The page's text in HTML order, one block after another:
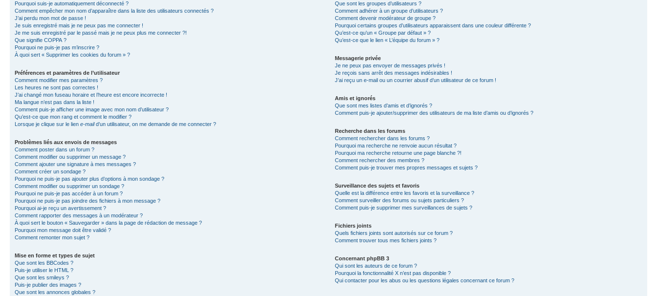
Pourquoi suis-je automatiquement déconnecté ?
Comment empêcher mon nom d’apparaître dans la liste des utilisateurs connectés ?
J’ai perdu mon mot de passe !
Je suis enregistré mais je ne peux pas me connecter !
Je me suis enregistré par le passé mais je ne peux plus me connecter ?!
Que signifie COPPA ?
Pourquoi ne puis-je pas m’inscrire ?
À quoi sert « Supprimer les cookies du forum » ?
Préférences et paramètres de l’utilisateur
Comment modifier mes paramètres ?
Les heures ne sont pas correctes !
J’ai changé mon fuseau horaire et l’heure est encore incorrecte !
Ma langue n’est pas dans la liste !
Comment puis-je afficher une image avec mon nom d’utilisateur ?
Qu’est-ce que mon rang et comment le modifier ?
Lorsque je clique sur le lien e-maild’un utilisateur, on me demande de me connecter ?
Problèmes liés aux envois de messages
Comment poster dans un forum ?
Comment modifier ou supprimer un message ?
Comment ajouter une signature à mes messages ?
Comment créer un sondage ?
Pourquoi ne puis-je pas ajouter plus d’options à mon sondage ?
Comment modifier ou supprimer un sondage ?
Pourquoi ne puis-je pas accéder à un forum ?
Pourquoi ne puis-je pas joindre des fichiers à mon message ?
Pourquoi ai-je reçu un avertissement ?
Comment rapporter des messages à un modérateur ?
À quoi sert le bouton « Sauvegarder » dans la page de rédaction de message ?
Pourquoi mon message doit être validé ?
Comment remonter mon sujet ?
Mise en forme et types de sujet
Que sont les BBCodes ?
Puis-je utiliser le HTML ?
Que sont les smileys ?
Puis-je publier des images ?
Que sont les annonces globales ?
Que sont les groupes d’utilisateurs ?
Comment adhérer à un groupe d’utilisateurs ?
Comment devenir modérateur de groupe ?
Pourquoi certains groupes d’utilisateurs apparaissent dans une couleur différente ?
Qu’est-ce qu’un « Groupe par défaut » ?
Qu’est-ce que le lien « L’équipe du forum » ?
Messagerie privée
Je ne peux pas envoyer de messages privés !
Je reçois sans arrêt des messages indésirables !
J’ai reçu un e-mail ou un courrier abusif d’un utilisateur de ce forum !
Amis et ignorés
Que sont mes listes d’amis et d’ignorés ?
Comment puis-je ajouter/supprimer des utilisateurs de ma liste d’amis ou d’ignorés ?
Recherche dans les forums
Comment rechercher dans les forums ?
Pourquoi ma recherche ne renvoie aucun résultat ?
Pourquoi ma recherche retourne une page blanche ?!
Comment rechercher des membres ?
Comment puis-je trouver mes propres messages et sujets ?
Surveillance des sujets et favoris
Quelle est la différence entre les favoris et la surveillance ?
Comment surveiller des forums ou sujets particuliers ?
Comment puis-je supprimer mes surveillances de sujets ?
Fichiers joints
Quels fichiers joints sont autorisés sur ce forum ?
Comment trouver tous mes fichiers joints ?
Concernant phpBB 3
Qui sont les auteurs de ce forum ?
Pourquoi la fonctionnalité X n’est pas disponible ?
Qui contacter pour les abus ou les questions légales concernant ce forum ?